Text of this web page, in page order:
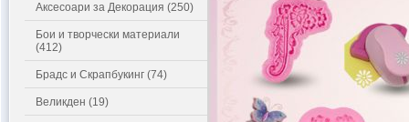
Аксесоари за Декорация (250)
Бои и творчески материали
(412)
Брадс и Скрапбукинг (74)
Великден (19)